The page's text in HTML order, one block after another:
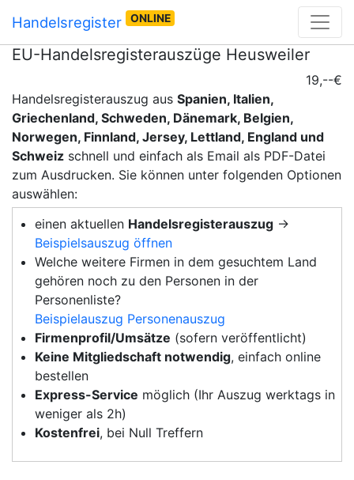
Handelsregister ONLINE
EU-Handelsregisterauszüge Heusweiler
19,--€
Handelsregisterauszug aus Spanien, Italien,
Griechenland, Schweden, Dänemark, Belgien,
Norwegen, Finnland, Jersey, Lettland, England und
Schweiz schnell und einfach als Email als PDF-Datei
zum Ausdrucken. Sie können unter folgenden Optionen
auswählen:
einen aktuellen Handelsregisterauszug →
Beispielsauszug öffnen
Welche weitere Firmen in dem gesuchtem Land
gehören noch zu den Personen in der
Personenliste?
Beispielauszug Personenauszug
Firmenprofil/Umsätze (sofern veröffentlicht)
Keine Mitgliedschaft notwendig, einfach online
bestellen
Express-Service möglich (Ihr Auszug werktags in
weniger als 2h)
Kostenfrei, bei Null Treffern